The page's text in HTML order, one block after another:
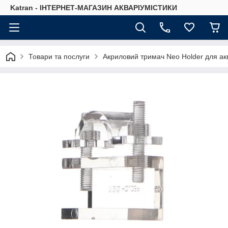
Katran - ІНТЕРНЕТ-МАГАЗИН АКВАРІУМІСТИКИ
Товари та послуги Акриловий тримач Neo Holder для